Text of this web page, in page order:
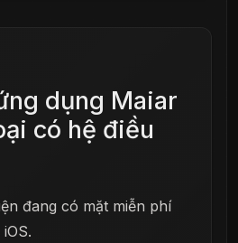
dụng Maiar
có hệ điều
đang có mặt miễn phí